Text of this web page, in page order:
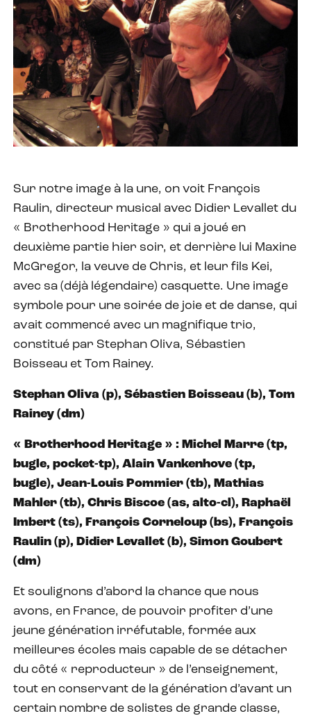
Sur notre image à la une, on voit François
Raulin, directeur musical avec Didier Levallet du
« Brotherhood Heritage » qui a joué en
deuxième partie hier soir, et derrière lui Maxine
McGregor, la veuve de Chris, et leur fils Kei,
avec sa (déjà légendaire) casquette. Une image
symbole pour une soirée de joie et de danse, qui
avait commencé avec un magnifique trio,
constitué par Stephan Oliva, Sébastien
Boisseau et Tom Rainey.
Stephan Oliva (p), Sébastien Boisseau (b), Tom
Rainey (dm)
« Brotherhood Heritage » : Michel Marre (tp,
bugle, pocket-tp), Alain Vankenhove (tp,
bugle), Jean-Louis Pommier (tb), Mathias
Mahler (tb), Chris Biscoe (as, alto-cl), Raphaël
Imbert (ts), François Corneloup (bs), François
Raulin (p), Didier Levallet (b), Simon Goubert
(dm)
Et soulignons d’abord la chance que nous
avons, en France, de pouvoir profiter d’une
jeune génération irréfutable, formée aux
meilleures écoles mais capable de se détacher
du côté « reproducteur » de l’enseignement,
tout en conservant de la génération d’avant un
certain nombre de solistes de grande classe,